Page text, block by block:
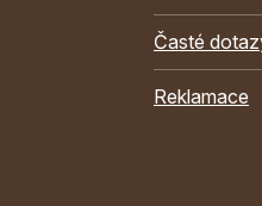
Časté
Reklamace